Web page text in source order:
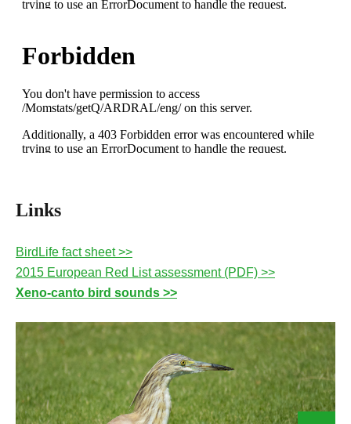
Links
BirdLife fact sheet >>
2015 European Red List assessment (PDF) >>
Xeno-canto bird sounds >>